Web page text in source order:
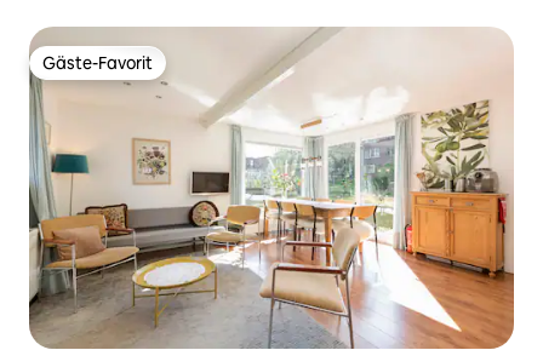
Gäste-Favorit
Gäste-Favorit